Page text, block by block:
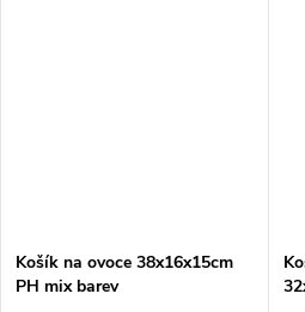
Košík na ovoce 38x16x15cm
PH mix barev